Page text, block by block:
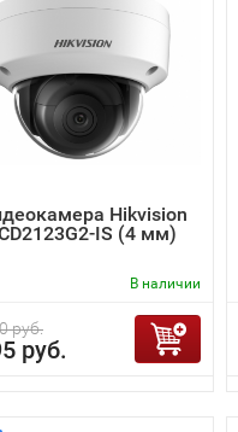
Hikvision
IS (4 мм)
В наличии
руб.
руб.